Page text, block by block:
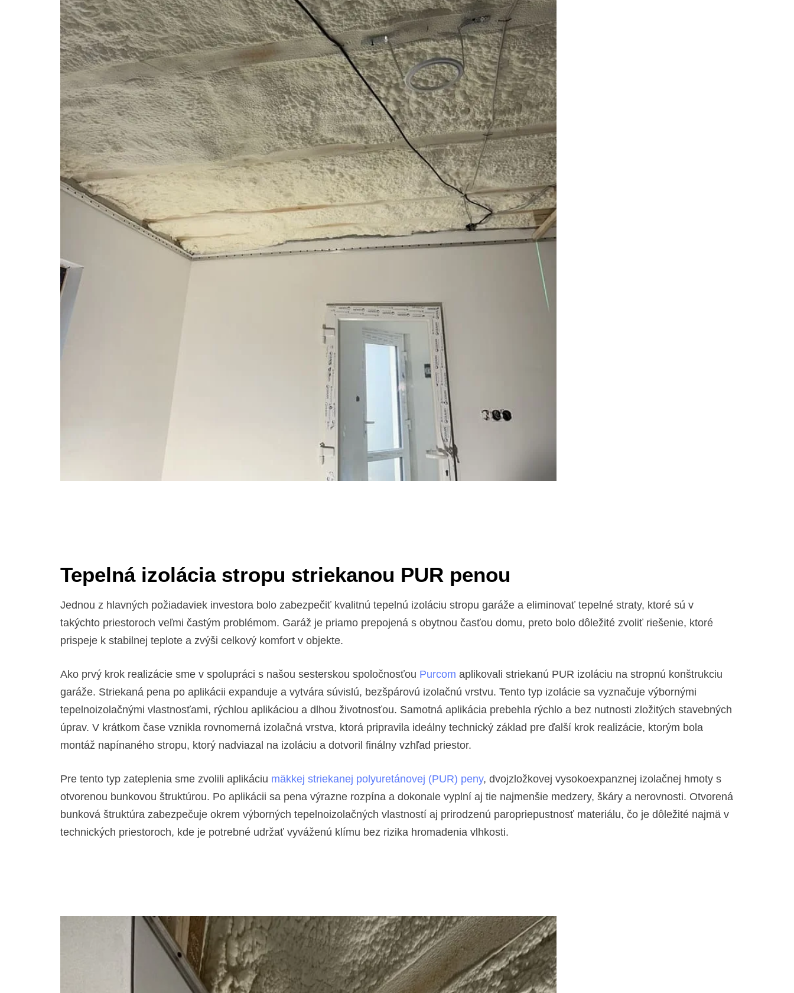
Tepelná izolácia stropu striekanou PUR penou
Jednou z hlavných požiadaviek investora bolo zabezpečiť kvalitnú tepelnú izoláciu stropu garáže a eliminovať tepelné straty, ktoré sú v
takýchto priestoroch veľmi častým problémom. Garáž je priamo prepojená s obytnou časťou domu, preto bolo dôležité zvoliť riešenie, ktoré
prispeje k stabilnej teplote a zvýši celkový komfort v objekte.
Ako prvý krok realizácie sme v spolupráci s našou sesterskou spoločnosťou Purcom aplikovali striekanú PUR izoláciu na stropnú konštrukciu
garáže. Striekaná pena po aplikácii expanduje a vytvára súvislú, bezšpárovú izolačnú vrstvu. Tento typ izolácie sa vyznačuje výbornými
tepelnoizolačnými vlastnosťami, rýchlou aplikáciou a dlhou životnosťou. Samotná aplikácia prebehla rýchlo a bez nutnosti zložitých stavebných
úprav. V krátkom čase vznikla rovnomerná izolačná vrstva, ktorá pripravila ideálny technický základ pre ďalší krok realizácie, ktorým bola
montáž napínaného stropu, ktorý nadviazal na izoláciu a dotvoril finálny vzhľad priestor.
Pre tento typ zateplenia sme zvolili aplikáciu mäkkej striekanej polyuretánovej (PUR) peny, dvojzložkovej vysokoexpanznej izolačnej hmoty s
otvorenou bunkovou štruktúrou. Po aplikácii sa pena výrazne rozpína a dokonale vyplní aj tie najmenšie medzery, škáry a nerovnosti. Otvorená
bunková štruktúra zabezpečuje okrem výborných tepelnoizolačných vlastností aj prirodzenú paropriepustnosť materiálu, čo je dôležité najmä v
technických priestoroch, kde je potrebné udržať vyváženú klímu bez rizika hromadenia vlhkosti.